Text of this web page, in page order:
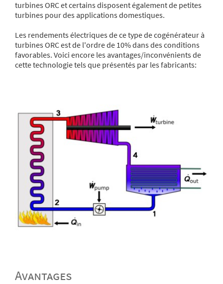
turbines ORC et certains disposent également de petites
turbines pour des applications domestiques.
Les rendements électriques de ce type de cogénérateur à
turbines ORC est de l'ordre de 10% dans des conditions
favorables. Voici encore les avantages/inconvénients de
cette technologie tels que présentés par les fabricants:
Avantages